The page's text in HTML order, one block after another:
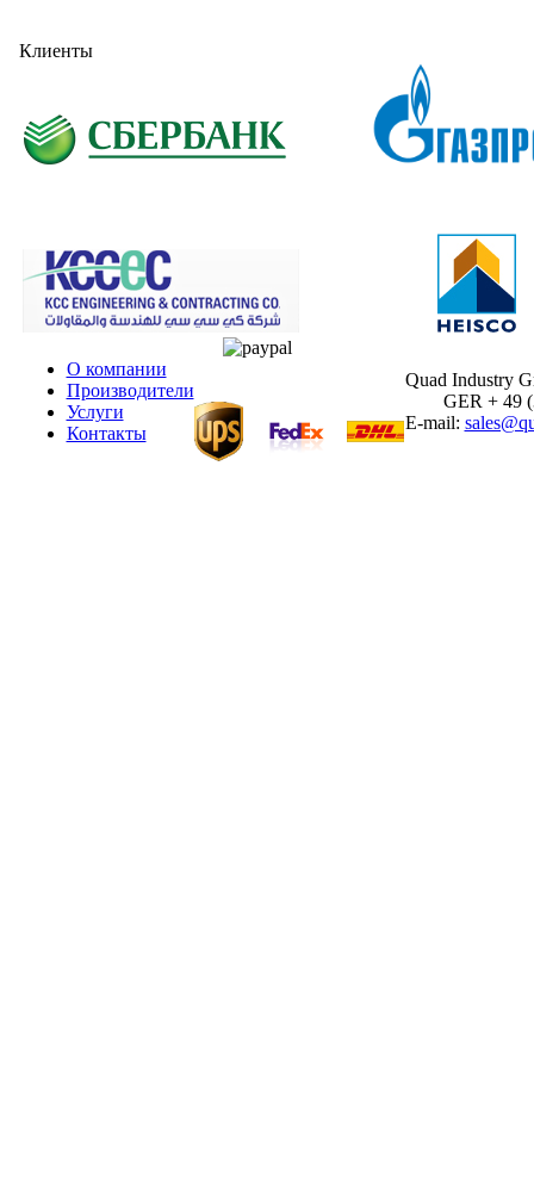
Клиенты
О компании
Производители
Услуги
Контакты
Quad Industry
GER + 49
E-mail: